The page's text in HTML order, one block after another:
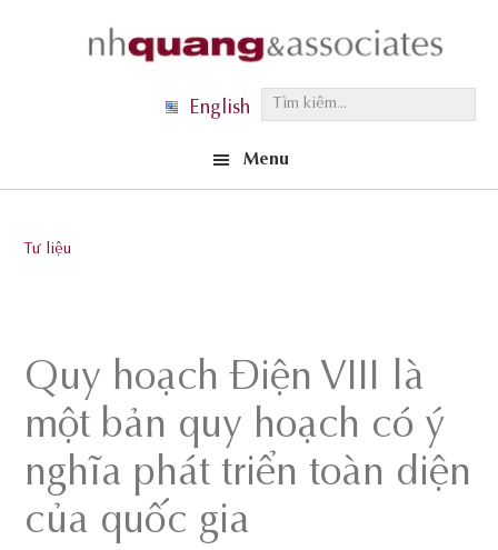
m
.
.
English
Menu
Tư liệu
Quy hoạch Điện VIII là
một bản quy hoạch có ý
nghĩa phát triển toàn diện
của quốc gia